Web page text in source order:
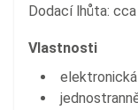
Dodací lhůta:
Vlastnosti